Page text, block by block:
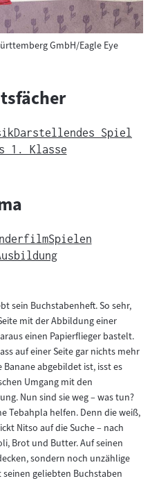
GmbH/Eagle Eye
Darstellendes Spiel
1. Klasse
Spielen
sein Buchstabenheft. So sehr,
mit der Abbildung einer
einen Papierflieger bastelt.
auf einer Seite gar nichts mehr
Banane abgebildet ist, isst es
Umgang mit den
Nun sind sie weg – was tun?
Tebahpla helfen. Denn die weiß,
Nitso auf die Suche – nach
Brot und Butter. Auf seinen
sondern noch unzählige
geliebten Buchstaben